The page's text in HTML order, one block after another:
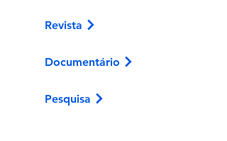
Revista
Documentário
Pesquisa